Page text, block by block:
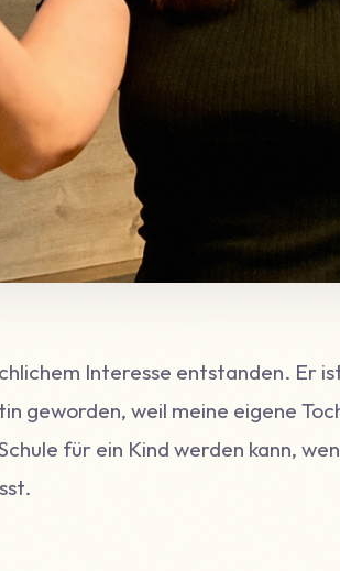
Interesse entstanden. Er
geworden, weil meine eigene
für ein Kind werden kann,